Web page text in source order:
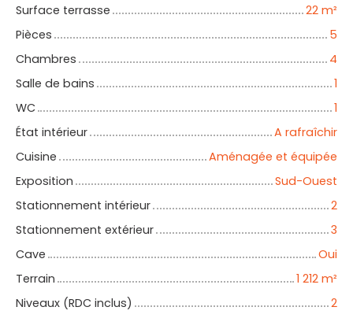
Surface terrasse
22 m²
Pièces
5
Chambres
4
Salle de bains
1
WC
1
État intérieur
A rafraîchir
Cuisine
Aménagée et équipée
Exposition
Sud-Ouest
Stationnement intérieur
2
Stationnement extérieur
3
Cave
Oui
Terrain
1 212 m²
Niveaux (RDC inclus)
2